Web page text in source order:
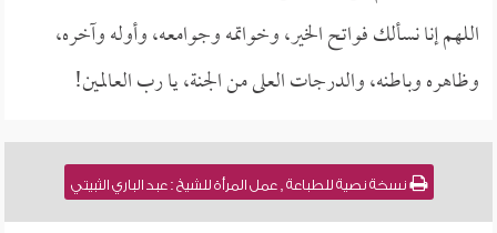
اللهم إنا نسألك فواتح الخير، وخواتمه وجوامعه، وأوله وآخره،
وظاهره وباطنه، والدرجات العلى من الجنة، يا رب العالمين!
نسخة نصية للطباعة , عمل المرأة للشيخ : عبد الباري الثبيتي